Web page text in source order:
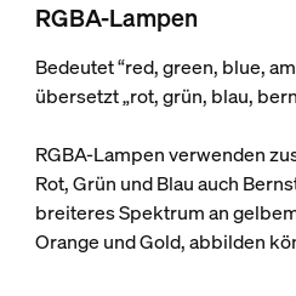
RGBA-Lampen
Bedeutet “red, green, blue,
übersetzt „rot, grün, blau,
RGBA-Lampen verwenden
Rot, Grün und Blau auch
breiteres Spektrum an
Orange und Gold, abbilden